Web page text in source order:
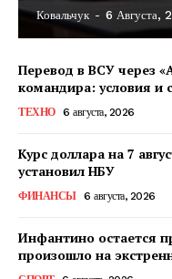
Ковальчук - 6 Августа,
Перевод в ВСУ через
командира: условия и
ТЕХНО 6 августа, 2026
Курс доллара на 7
установил НБУ
ФИНАНСЫ 6 августа, 2026
Инфантино остается
произошло на